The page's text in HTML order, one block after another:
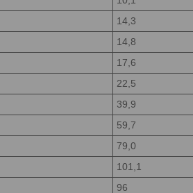
14,3
14,8
17,6
22,5
39,9
59,7
79,0
101,1
96